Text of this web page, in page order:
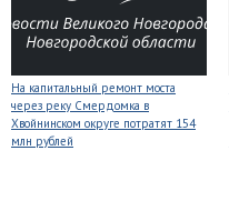
На капитальный ремонт моста
через реку Смердомка в
Хвойнинском округе потратят 154
млн рублей